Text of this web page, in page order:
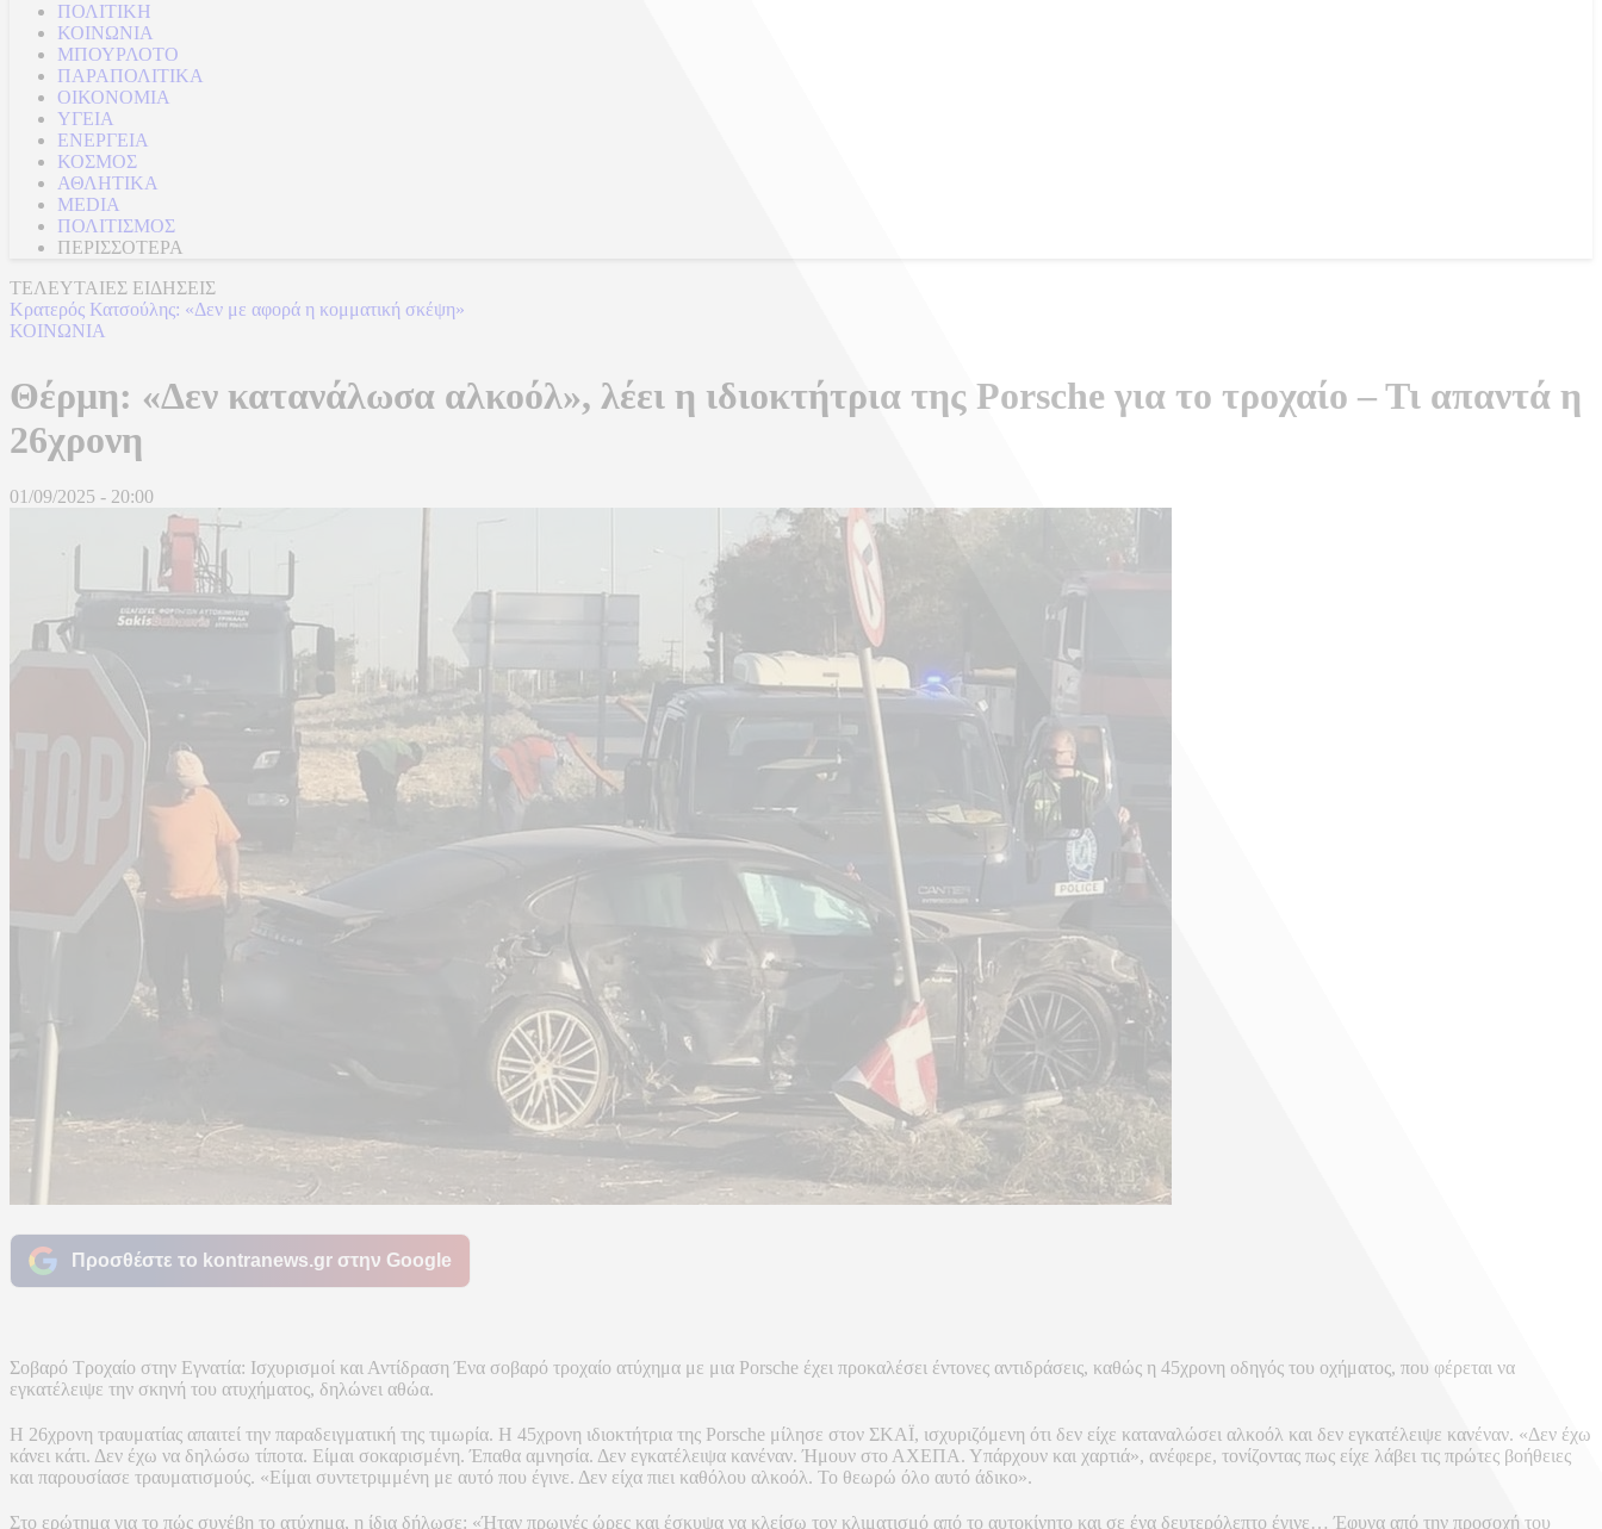
ΠΟΛΙΤΙΚΗ
ΚΟΙΝΩΝΙΑ
ΜΠΟΥΡΛΟΤΟ
ΠΑΡΑΠΟΛΙΤΙΚΑ
ΟΙΚΟΝΟΜΙΑ
ΥΓΕΙΑ
ΕΝΕΡΓΕΙΑ
ΚΟΣΜΟΣ
ΑΘΛΗΤΙΚΑ
MEDIA
ΠΟΛΙΤΙΣΜΟΣ
ΠΕΡΙΣΣΟΤΕΡΑ
ΤΕΛΕΥΤΑΙΕΣ ΕΙΔΗΣΕΙΣ
Κρατερός Κατσούλης: «Δεν με αφορά η κομματική σκέψη»
ΚΟΙΝΩΝΙΑ
Θέρμη: «Δεν κατανάλωσα αλκοόλ», λέει η ιδιοκτήτρια της Porsche για το τροχαίο – Τι απαντά η
26χρονη
01/09/2025 - 20:00
Προσθέστε το kontranews.gr στην Google
Σοβαρό Τροχαίο στην Εγνατία: Ισχυρισμοί και Αντίδραση Ένα σοβαρό τροχαίο ατύχημα με μια Porsche έχει προκαλέσει έντονες αντιδράσεις, καθώς η 45χρονη οδηγός του οχήματος, που φέρεται να
εγκατέλειψε την σκηνή του ατυχήματος, δηλώνει αθώα.
Η 26χρονη τραυματίας απαιτεί την παραδειγματική της τιμωρία. Η 45χρονη ιδιοκτήτρια της Porsche μίλησε στον ΣΚΑΪ, ισχυριζόμενη ότι δεν είχε καταναλώσει αλκοόλ και δεν εγκατέλειψε κανέναν. «Δεν έχω
κάνει κάτι. Δεν έχω να δηλώσω τίποτα. Είμαι σοκαρισμένη. Έπαθα αμνησία. Δεν εγκατέλειψα κανέναν. Ήμουν στο ΑΧΕΠΑ. Υπάρχουν και χαρτιά», ανέφερε, τονίζοντας πως είχε λάβει τις πρώτες βοήθειες
και παρουσίασε τραυματισμούς. «Είμαι συντετριμμένη με αυτό που έγινε. Δεν είχα πιει καθόλου αλκοόλ. Το θεωρώ όλο αυτό άδικο».
Στο ερώτημα για το πώς συνέβη το ατύχημα, η ίδια δήλωσε: «Ήταν πρωινές ώρες και έσκυψα να κλείσω τον κλιματισμό από το αυτοκίνητο και σε ένα δευτερόλεπτο έγινε… Έφυγα από την προσοχή του